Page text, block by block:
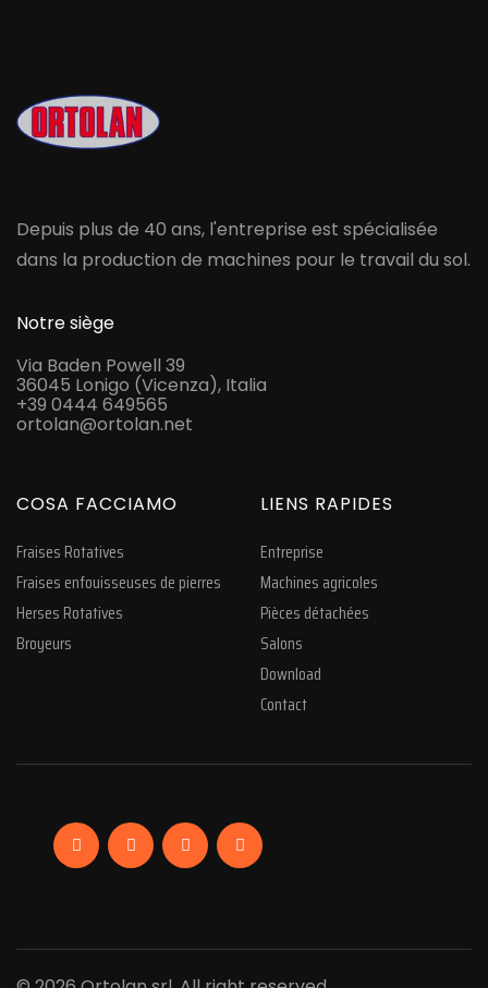
Depuis plus de 40 ans, l'entreprise est spécialisée
dans la production de machines pour le travail du sol.
Notre siège
Via Baden Powell 39
36045 Lonigo (Vicenza), Italia
+39 0444 649565
ortolan@ortolan.net
COSA FACCIAMO
Fraises Rotatives
Fraises enfouisseuses de pierres
Herses Rotatives
Broyeurs
LIENS RAPIDES
Entreprise
Machines agricoles
Pièces détachées
Salons
Download
Contact
FacebookLinkedinInstagramYouTube